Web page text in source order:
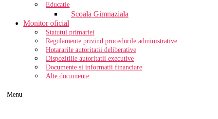
Educatie
Scoala Gimnaziala
Monitor oficial
Statutul primariei
Regulamente privind procedurile administrative
Hotararile autoritatii deliberative
Dispozitiile autoritatii executive
Documente si informatii financiare
Alte documente
Menu